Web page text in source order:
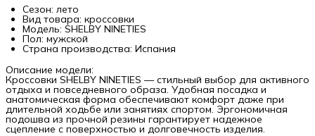
Сезон: лето
Вид товара: кроссовки
Модель: SHELBY NINETIES
Пол: мужской
Страна производства: Испания
Описание модели:
Кроссовки SHELBY NINETIES — стильный выбор для активного
отдыха и повседневного образа. Удобная посадка и
анатомическая форма обеспечивают комфорт даже при
длительной ходьбе или занятиях спортом. Эргономичная
подошва из прочной резины гарантирует надежное
сцепление с поверхностью и долговечность изделия.